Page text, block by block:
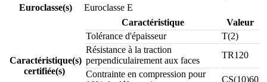
Euroclasse(s)
Euroclasse E
Caractéristique(s)
certifiée(s)
Caractéristique
Valeur
Tolérance d'épaisseur
T(2)
Résistance à la traction
perpendiculairement aux faces
TR120
Contrainte en compression pour
CS(10)60